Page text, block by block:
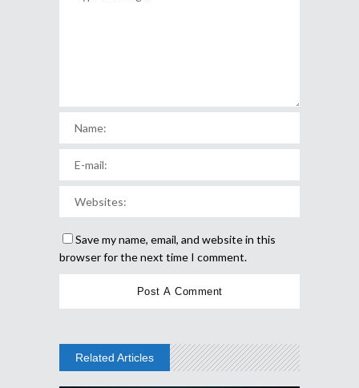
Save my name, email, and website in this
browser for the next time I comment.
Related Articles